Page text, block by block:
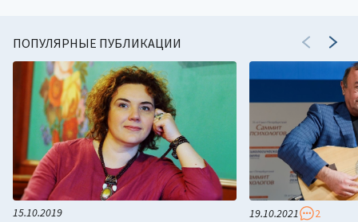
ПОПУЛЯРНЫЕ ПУБЛИКАЦИИ
15.10.2019 19.10.2021 2